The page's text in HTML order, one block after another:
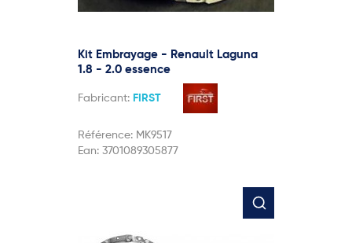
Kit Embrayage - Renault Laguna
1.8 - 2.0 essence
Fabricant: FIRST
Référence: MK9517
Ean: 3701089305877